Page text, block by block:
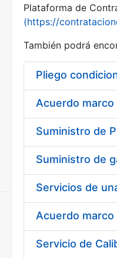
Show/Hide
Show/Hide
Show/Hide
Show/Hide
Plataforma de
(https://
También podrá
Pliego
Acuerdo
Acuerdo